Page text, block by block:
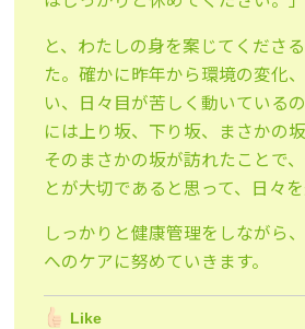
と、わたしの身を案じてくださ
た。確かに昨年から環境の変化
い、日々目が苦しく動いている
には上り坂、下り坂、まさかの
そのまさかの坂が訪れたことで
とが大切であると思って、日々を
しっかりと健康管理をしながら
へのケアに努めていきます。
Like